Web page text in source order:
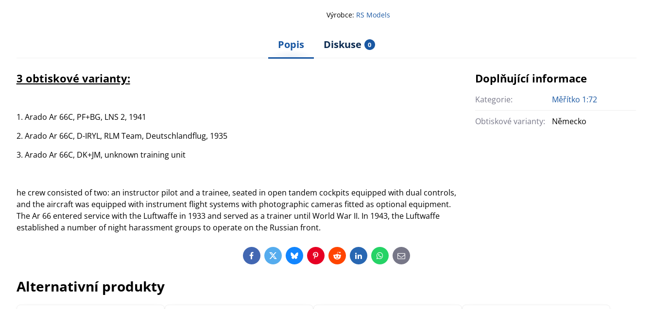
Výrobce: RS Models
Popis Diskuse 0
3 obtiskové varianty:
1. Arado Ar 66C, PF+BG, LNS 2, 1941
2. Arado Ar 66C, D-IRYL, RLM Team, Deutschlandflug, 1935
3. Arado Ar 66C, DK+JM, unknown training unit
he crew consisted of two: an instructor pilot and a trainee, seated in open tandem cockpits equipped with dual controls,
and the aircraft was equipped with instrument flight systems with photographic cameras fitted as optional equipment.
The Ar 66 entered service with the Luftwaffe in 1933 and served as a trainer until World War II. In 1943, the Luftwaffe
established a number of night harassment groups to operate on the Russian front.
Doplňující informace
Kategorie: Měřítko 1:72
Obtiskové varianty: Německo
FacebookTwitterBlueskyPinterestRedditLinkedInWhatsApp
E-
mail
Alternativní produkty